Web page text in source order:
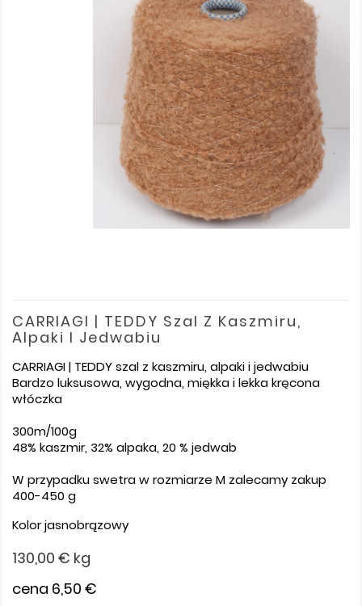
CARRIAGI | TEDDY Szal Z Kaszmiru,
Alpaki I Jedwabiu
CARRIAGI | TEDDY szal z kaszmiru, alpaki i jedwabiu
Bardzo luksusowa, wygodna, miękka i lekka kręcona
włóczka
300m/100g
48% kaszmir, 32% alpaka, 20 % jedwab
W przypadku swetra w rozmiarze M zalecamy zakup
400-450 g
Kolor jasnobrązowy
130,00 € kg
cena 6,50 €